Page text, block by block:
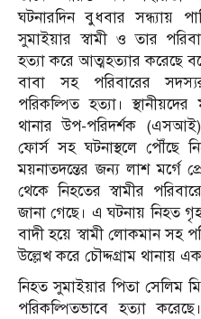
ঘটনারদিন বুধবার সন্ধ্যায়
সুমাইয়ার স্বামী ও তার
হত্যা করে আত্মহত্যার করেছে
বাবা সহ পরিবারের
পরিকল্পিত হত্যা।
থানার উপ-পরিদর্শক (এসআই)
ফোর্স সহ ঘটনাস্থলে পৌঁছে
ময়নাতদন্তের জন্য লাশ মর্গে
থেকে নিহতের স্বামীর
জানা গেছে। এ ঘটনায় নিহত
বাদী হয়ে স্বামী লোকমান সহ
উল্লেখ করে চৌদ্দগ্রাম থানায়
নিহত সুমাইয়ার পিতা সেলিম
পরিকল্পিতভাবে হত্যা